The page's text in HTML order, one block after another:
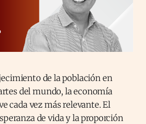
de la población en
del mundo, la economía
cada vez más relevante. El
de vida y la proporción